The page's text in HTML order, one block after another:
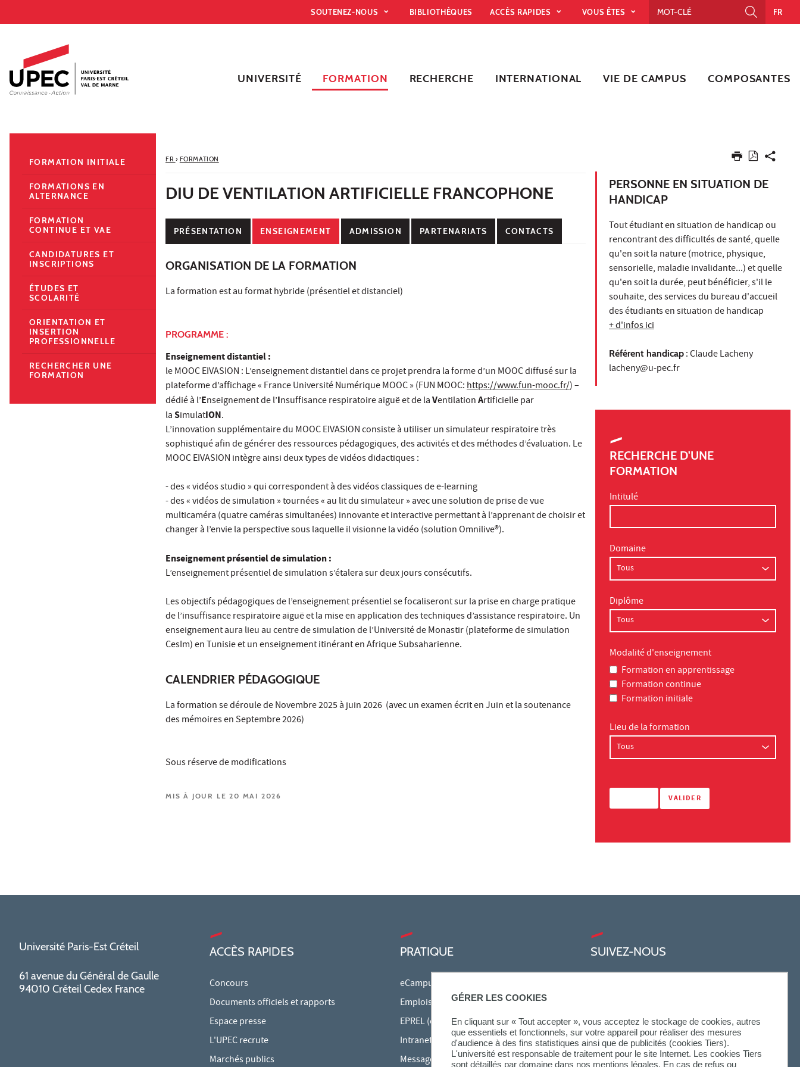
GÉRER LES COOKIES
En cliquant sur « Tout accepter », vous acceptez le stockage de cookies, autres
que essentiels et fonctionnels, sur votre appareil pour réaliser des mesures
d'audience à des fins statistiques ainsi que de publicités (cookies Tiers).
L'université est responsable de traitement pour le site Internet. Les cookies Tiers
sont détaillés par domaine dans nos mentions légales. En cas de refus ou
Accès directs
Recherche
Navigation secondaire
SOUTENEZ-NOUS BIBLIOTHÈQUES ACCÈS RAPIDES VOUS ÊTES FR
UNIVERSITÉ FORMATION RECHERCHE INTERNATIONAL VIE DE CAMPUS COMPOSANTES
FR › FORMATION
DIU DE VENTILATION ARTIFICIELLE FRANCOPHONE
PRÉSENTATION ENSEIGNEMENT ADMISSION PARTENARIATS CONTACTS
ORGANISATION DE LA FORMATION
La formation est au format hybride (présentiel et distanciel)
PROGRAMME :
Enseignement distantiel :
le MOOC EIVASION : L’enseignement distantiel dans ce projet prendra la forme d’un MOOC diffusé sur la
plateforme d’affichage « France Université Numérique MOOC » (FUN MOOC:https://www.fun-mooc.fr/) –
dédié à l’Enseignement de l’Insuffisance respiratoire aiguë et de laVentilationArtificielle par
laSimulatION.
L’innovation supplémentaire du MOOC EIVASION consiste à utiliser un simulateur respiratoire très
sophistiqué afin de générer des ressources pédagogiques, des activités et des méthodes d’évaluation. Le
MOOC EIVASION intègre ainsi deux types de vidéos didactiques :
- des « vidéos studio » qui correspondent à des vidéos classiques de e-learning
- des « vidéos de simulation » tournées « au lit du simulateur » avec une solution de prise de vue
multicaméra (quatre caméras simultanées) innovante et interactive permettant à l’apprenant de choisir et
changer à l’envie la perspective sous laquelle il visionne la vidéo (solution Omnilive®).
Enseignement présentiel de simulation :
L’enseignement présentiel de simulation s’étalera sur deux jours consécutifs.
Les objectifs pédagogiques de l’enseignement présentiel se focaliseront sur la prise en charge pratique
de l’insuffisance respiratoire aiguë et la mise en application des techniques d’assistance respiratoire. Un
enseignement aura lieu au centre de simulation de l’Université de Monastir (plateforme de simulation
CesIm) en Tunisie et un enseignement itinérant en Afrique Subsaharienne.
CALENDRIER PÉDAGOGIQUE
La formation se déroule de Novembre 2025 à juin 2026 (avec un examen écrit en Juin et la soutenance
des mémoires en Septembre 2026)
Sous réserve de modifications
MIS À JOUR LE 20 MAI 2026
PERSONNE EN SITUATION DE
HANDICAP
Tout étudiant en situation de handicap ou
rencontrant des difficultés de santé, quelle
qu'en soit la nature (motrice, physique,
sensorielle, maladie invalidante...) et quelle
qu'en soit la durée, peut bénéficier, s'il le
souhaite, des services du bureau d'accueil
des étudiants en situation de handicap
+ d'infos ici
Référent handicap : Claude Lacheny
lacheny@u-pec.fr
RECHERCHE D'UNE
FORMATION
Intitulé
Domaine
Diplôme
Modalité d'enseignement
Formation en apprentissage
Formation continue
Formation initiale
Lieu de la formation
FORMATION INITIALE
FORMATIONS EN
ALTERNANCE
FORMATION
CONTINUE ET VAE
CANDIDATURES ET
INSCRIPTIONS
ÉTUDES ET
SCOLARITÉ
ORIENTATION ET
INSERTION
PROFESSIONNELLE
RECHERCHER UNE
FORMATION
Université Paris-Est Créteil
61 avenue du Général de Gaulle
94010 Créteil Cedex France
ACCÈS RAPIDES
Concours
Documents officiels et rapports
Espace presse
L'UPEC recrute
Marchés publics
PRATIQUE
eCampus
Emplois du temps en ligne
EPREL (cours en ligne)
Intranet des personnels
Messagerie étudiante
SUIVEZ-NOUS